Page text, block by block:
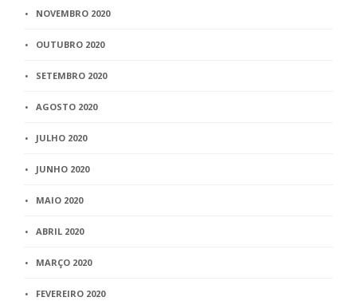
NOVEMBRO 2020
OUTUBRO 2020
SETEMBRO 2020
AGOSTO 2020
JULHO 2020
JUNHO 2020
MAIO 2020
ABRIL 2020
MARÇO 2020
FEVEREIRO 2020